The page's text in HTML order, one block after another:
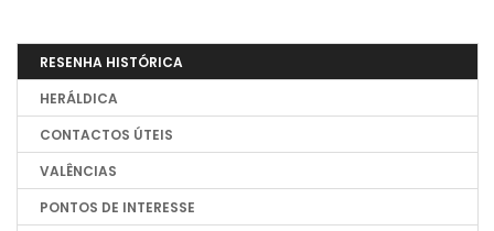
RESENHA HISTÓRICA
HERÁLDICA
CONTACTOS ÚTEIS
VALÊNCIAS
PONTOS DE INTERESSE